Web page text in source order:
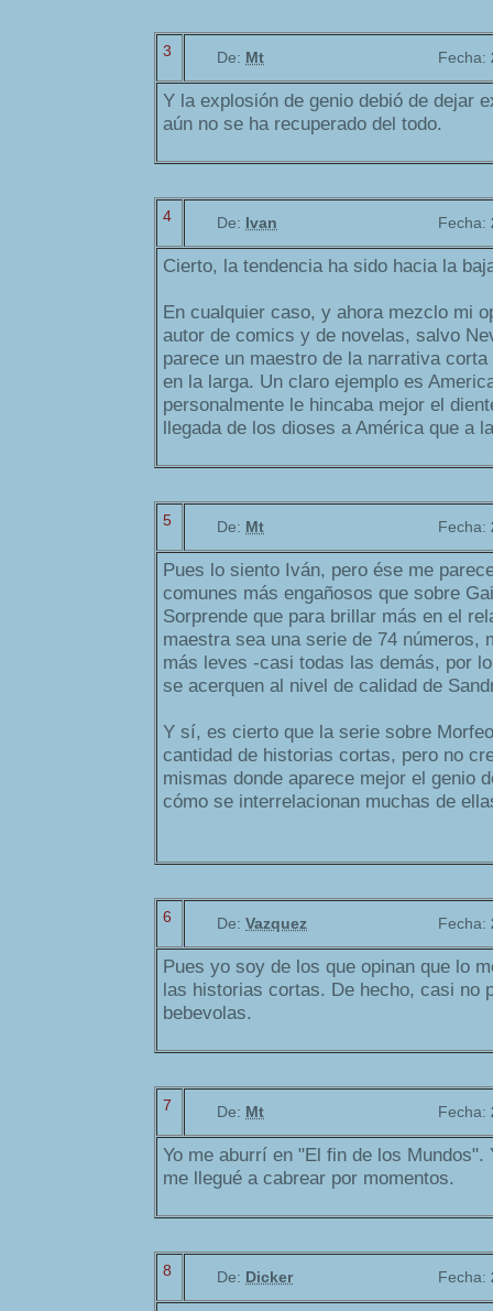
3 De: Mt Fecha:
Y la explosión de genio debió de dejar
aún no se ha recuperado del todo.
4 De: Ivan Fecha:
Cierto, la tendencia ha sido hacia la
En cualquier caso, y ahora mezclo mi
autor de comics y de novelas, salvo
parece un maestro de la narrativa
en la larga. Un claro ejemplo es
personalmente le hincaba mejor el
llegada de los dioses a América que a
5 De: Mt Fecha:
Pues lo siento Iván, pero ése me
comunes más engañosos que sobre
Sorprende que para brillar más en el
maestra sea una serie de 74 números,
más leves -casi todas las demás, por
se acerquen al nivel de calidad de
Y sí, es cierto que la serie sobre
cantidad de historias cortas, pero no
mismas donde aparece mejor el genio
cómo se interrelacionan muchas de
6 De: Vazquez Fecha:
Pues yo soy de los que opinan que lo
las historias cortas. De hecho, casi no
bebevolas.
7 De: Mt Fecha:
Yo me aburrí en "El fin de los Mundos".
me llegué a cabrear por momentos.
8 De: Dicker Fecha: